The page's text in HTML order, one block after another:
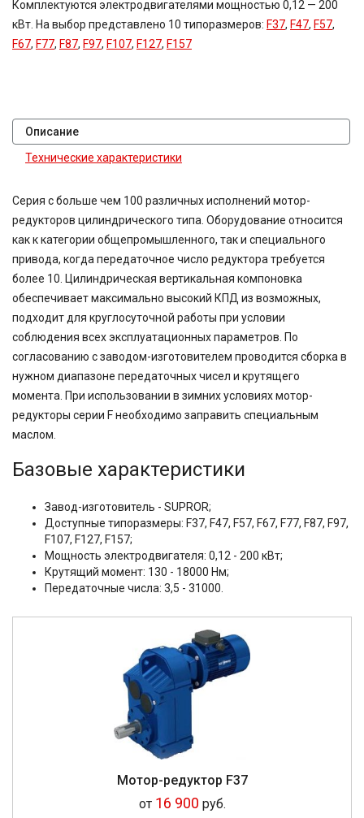
Комплектуются электродвигателями мощностью 0,12 — 200
кВт. На выбор представлено 10 типоразмеров: F37, F47, F57,
F67, F77, F87, F97, F107, F127, F157
Описание
Технические характеристики
Серия с больше чем 100 различных исполнений мотор-
редукторов цилиндрического типа. Оборудование относится
как к категории общепромышленного, так и специального
привода, когда передаточное число редуктора требуется
более 10. Цилиндрическая вертикальная компоновка
обеспечивает максимально высокий КПД из возможных,
подходит для круглосуточной работы при условии
соблюдения всех эксплуатационных параметров. По
согласованию с заводом-изготовителем проводится сборка в
нужном диапазоне передаточных чисел и крутящего
момента. При использовании в зимних условиях мотор-
редукторы серии F необходимо заправить специальным
маслом.
Базовые характеристики
Завод-изготовитель - SUPROR;
Доступные типоразмеры: F37, F47, F57, F67, F77, F87, F97,
F107, F127, F157;
Мощность электродвигателя: 0,12 - 200 кВт;
Крутящий момент: 130 - 18000 Нм;
Передаточные числа: 3,5 - 31000.
Мотор-редуктор F37
от 16 900 руб.